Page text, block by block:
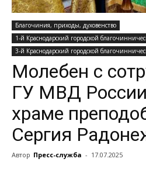
Благочиния, приходы, духовенство
1-й Краснодарский городской
3-й Краснодарский городской
Молебен с
ГУ МВД
храме
Сергия
Автор Пресс-служба - 17.07.2025